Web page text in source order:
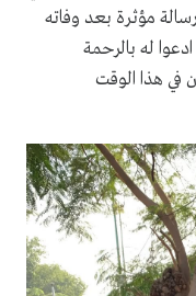
مؤثرة بعد وفاته
له بالرحمة
في هذا الوقت